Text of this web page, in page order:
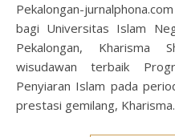
Pekalongan-jurnalphona.com Dalam momen bersejarah
bagi Universitas Islam
Pekalongan, Kharisma
wisudawan terbaik
Penyiaran Islam pada
prestasi gemilang,